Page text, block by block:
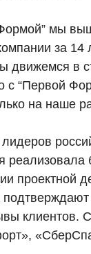
мы
за 14
движемся в
с “Первой
на наше
проектной
клиентов.